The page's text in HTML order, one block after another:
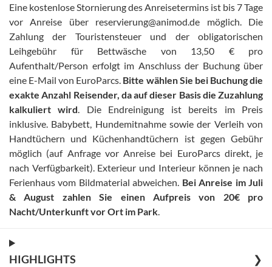
Eine kostenlose Stornierung des Anreisetermins ist bis 7 Tage
vor Anreise über reservierung@animod.de möglich
Die
Zahlung der Touristensteuer und der obligatorischen
Leihgebühr für Bettwäsche von 13,50 € pro
Aufenthalt/Person erfolgt im Anschluss der Buchung über
eine E-Mail von EuroParcs Bitte wählen Sie bei Buchung die
exakte Anzahl Reisender, da auf dieser Basis die Zuzahlung
kalkuliert wird
Die Endreinigung ist bereits im Preis
inklusive Babybett, Hundemitnahme sowie der Verleih von
Handtüchern und Küchenhandtüchern ist gegen Gebühr
möglich (auf Anfrage vor Anreise bei EuroParcs direkt, je
nach Verfügbarkeit) Exterieur und Interieur können je nach
Ferienhaus vom Bildmaterial abweichen Bei Anreise im Juli
& August zahlen Sie einen Aufpreis von 20€ pro
Nacht/Unterkunft vor Ort im Park
HIGHLIGHTS ❯